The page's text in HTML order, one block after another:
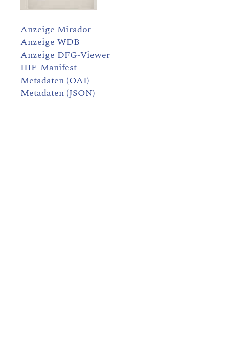
Anzeige Mirador
Anzeige WDB
Anzeige DFG-Viewer
IIIF-Manifest
Metadaten (OAI)
Metadaten (JSON)